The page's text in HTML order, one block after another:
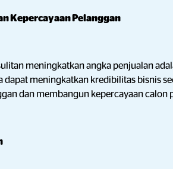
Kepercayaan Pelanggan
meningkatkan angka penjualan
dapat meningkatkan kredibilitas bisnis
dan membangun kepercayaan calon